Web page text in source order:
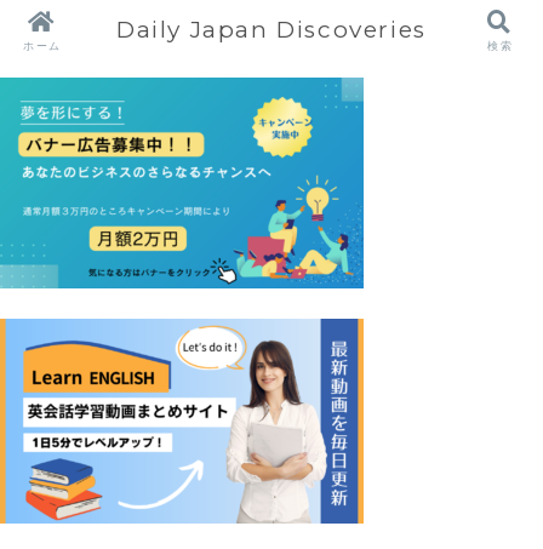
ホーム
Daily Japan Discoveries
検索